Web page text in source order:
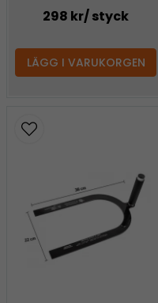
298 kr/ styck
LÄGG I VARUKORGEN